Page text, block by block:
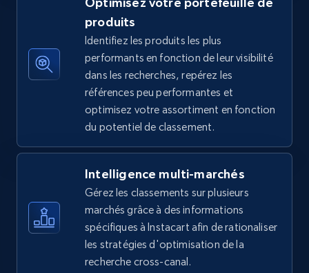
Amazon sellers info
Seller id, URL, Seller name, Description, Detailed
info, Stars, Feedbacks, Return policy, and more.
378+ Commencer
URL, Product id, Title, Seller name, Seller rating,
Seller reviews, Breadcrumbs, Root category, and
more.
359+ Commencer
produits
Identifiez les produits les plus
performants en fonction de leur visibilité
dans les recherches, repérez les
références peu performantes et
optimisez votre assortiment en fonction
du potentiel de classement.
Intelligence multi-marchés
Gérez les classements sur plusieurs
marchés grâce à des informations
spécifiques à Instacart afin de rationaliser
les stratégies d'optimisation de la
recherche cross-canal.